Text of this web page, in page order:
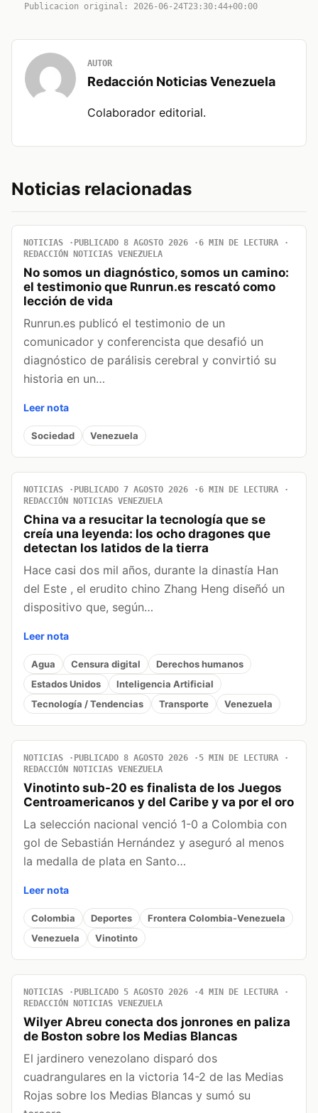
Publicacion original: 2026-06-24T23:30:44+00:00
AUTOR
Redacción Noticias Venezuela
Colaborador editorial.
Noticias relacionadas
NOTICIAS PUBLICADO 8 AGOSTO 2026
6 MIN DE LECTURA
REDACCIÓN NOTICIAS VENEZUELA
No somos un diagnóstico, somos un camino:
el testimonio que Runrun.es rescató como
lección de vida
Runrun.es publicó el testimonio de un
comunicador y conferencista que desafió un
diagnóstico de parálisis cerebral y convirtió su
historia en un…
Leer nota
Sociedad Venezuela
NOTICIAS PUBLICADO 7 AGOSTO 2026
6 MIN DE LECTURA
REDACCIÓN NOTICIAS VENEZUELA
China va a resucitar la tecnología que se
creía una leyenda: los ocho dragones que
detectan los latidos de la tierra
Hace casi dos mil años, durante la dinastía Han
del Este , el erudito chino Zhang Heng diseñó un
dispositivo que, según…
Leer nota
Agua Censura digital
Derechos humanos
Estados Unidos
Inteligencia Artificial
Tecnología / Tendencias
Transporte Venezuela
NOTICIAS PUBLICADO 8 AGOSTO 2026
5 MIN DE LECTURA
REDACCIÓN NOTICIAS VENEZUELA
Vinotinto sub-20 es finalista de los Juegos
Centroamericanos y del Caribe y va por el oro
La selección nacional venció 1-0 a Colombia con
gol de Sebastián Hernández y aseguró al menos
la medalla de plata en Santo…
Leer nota
Colombia Deportes
Frontera Colombia-Venezuela
Venezuela
Vinotinto
NOTICIAS PUBLICADO 5 AGOSTO 2026
4 MIN DE LECTURA
REDACCIÓN NOTICIAS VENEZUELA
Wilyer Abreu conecta dos jonrones en paliza
de Boston sobre los Medias Blancas
El jardinero venezolano disparó dos
cuadrangulares en la victoria 14-2 de las Medias
Rojas sobre los Medias Blancas y sumó su